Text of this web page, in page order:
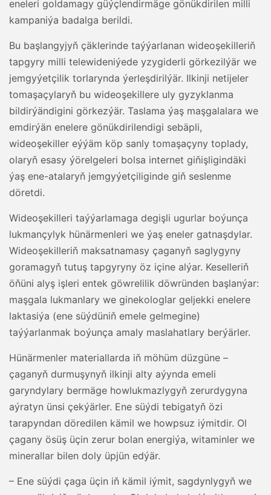
eneleri goldamagy güýçlendirmäge gönükdirilen milli
kampaniýa badalga berildi.
Bu başlangyjyň çäklerinde taýýarlanan wideoşekilleriň
tapgyry milli telewideniýede yzygiderli görkezilýär we
jemgyýetçilik torlarynda ýerleşdirilýär. Ilkinji netijeler
tomaşaçylaryň bu wideoşekillere uly gyzyklanma
bildirýändigini görkezýär. Taslama ýaş maşgalalara we
emdirýän enelere gönükdirilendigi sebäpli,
wideoşekiller eýýäm köp sanly tomaşaçyny toplady,
olaryň esasy ýörelgeleri bolsa internet giňişligindäki
ýaş ene-atalaryň jemgyýetçiliginde giň seslenme
döretdi.
Wideoşekilleri taýýarlamaga degişli ugurlar boýunça
lukmançylyk hünärmenleri we ýaş eneler gatnaşdylar.
Wideoşekilleriň maksatnamasy çaganyň saglygyny
goramagyň tutuş tapgyryny öz içine alýar. Keselleriň
öňüni alyş işleri entek göwrelilik döwründen başlanýar:
maşgala lukmanlary we ginekologlar geljekki enelere
laktasiýa (ene süýdüniň emele gelmegine)
taýýarlanmak boýunça amaly maslahatlary berýärler.
Hünärmenler materiallarda iň möhüm düzgüne –
çaganyň durmuşynyň ilkinji alty aýynda emeli
garyndylary bermäge howlukmazlygyň zerurdygyna
aýratyn ünsi çekýärler. Ene süýdi tebigatyň özi
tarapyndan döredilen kämil we howpsuz iýmitdir. Ol
çagany ösüş üçin zerur bolan energiýa, witaminler we
minerallar bilen doly üpjün edýär.
– Ene süýdi çaga üçin iň kämil iýmit, sagdynlygyň we